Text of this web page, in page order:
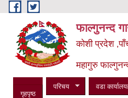
Skip to main content
फाल्गुनन्द
कोशी प्रदेश
महागुरु
गृहपृष्ठ
परिचय वडा